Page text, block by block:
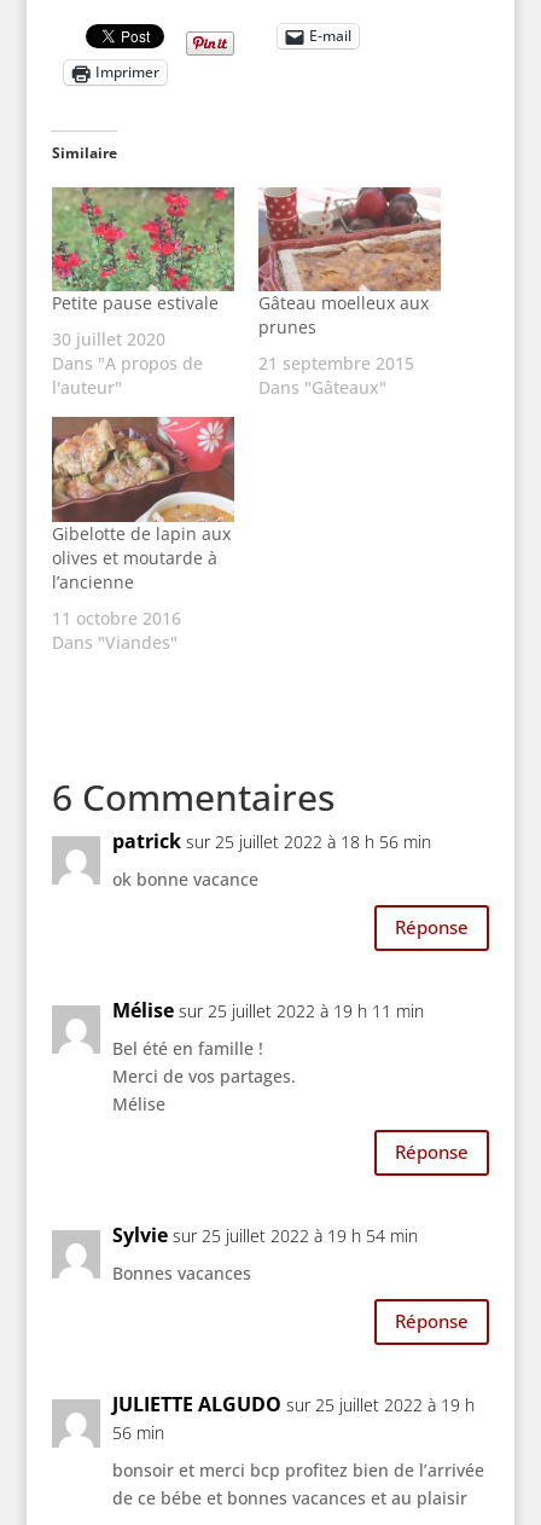
E-mail
Imprimer
Similaire
Petite pause estivale
30 juillet 2020
Dans "A propos de
l'auteur"
Gâteau moelleux aux
prunes
21 septembre 2015
Dans "Gâteaux"
Gibelotte de lapin aux
olives et moutarde à
l’ancienne
11 octobre 2016
Dans "Viandes"
6 Commentaires
patrick sur 25 juillet 2022 à 18 h 56 min
ok bonne vacance
Réponse
Mélise sur 25 juillet 2022 à 19 h 11 min
Bel été en famille !
Merci de vos partages.
Mélise
Réponse
Sylvie sur 25 juillet 2022 à 19 h 54 min
Bonnes vacances
Réponse
JULIETTE ALGUDO sur 25 juillet 2022 à 19 h
56 min
bonsoir et merci bcp profitez bien de l’arrivée
de ce bébe et bonnes vacances et au plaisir